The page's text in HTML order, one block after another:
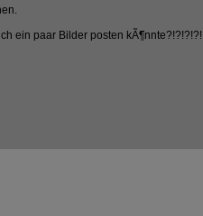
ein paar Bilder posten kÃ¶nnte?!?!?!?!